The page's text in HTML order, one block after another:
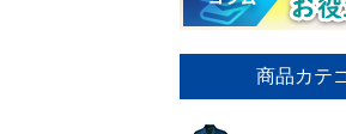
商品カテ